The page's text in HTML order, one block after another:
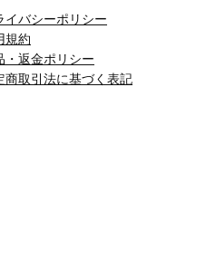
イバシーポリシー
規約
・返金ポリシー
商取引法に基づく表記